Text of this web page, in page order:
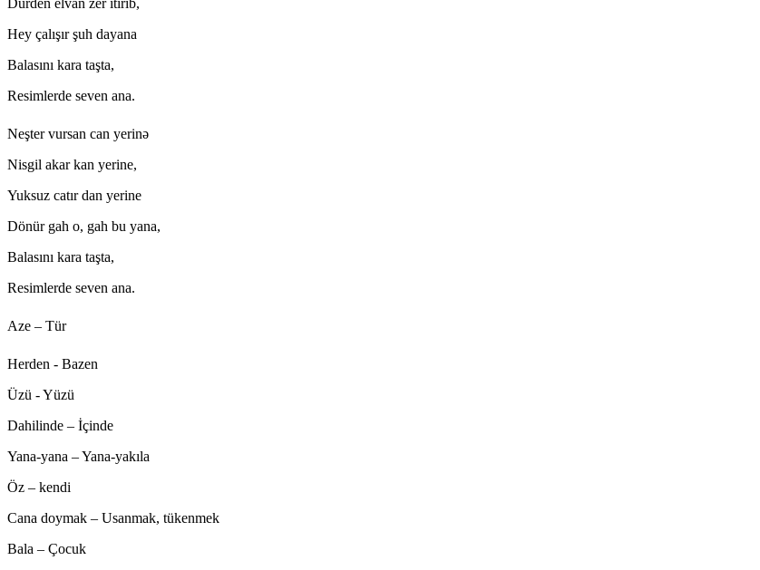
Hey çalışır şuh dayana
Balasını kara taşta,
Resimlerde seven ana.
Neşter vursan can yerinə
Nisgil akar kan yerine,
Yuksuz catır dan yerine
Dönür gah o, gah bu yana,
Balasını kara taşta,
Resimlerde seven ana.
Aze – Tür
Herden - Bazen
Üzü - Yüzü
Dahilinde – İçinde
Yana-yana – Yana-yakıla
Öz – kendi
Cana doymak – Usanmak, tükenmek
Bala – Çocuk